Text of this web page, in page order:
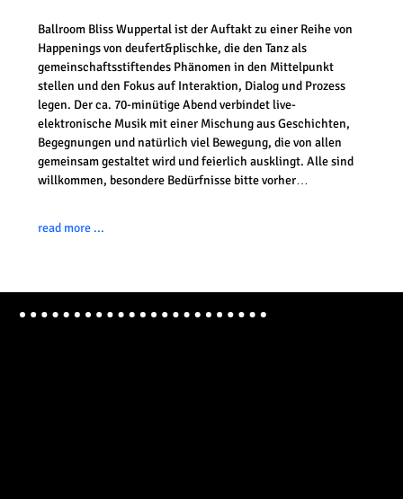
Ballroom Bliss Wuppertal ist der Auftakt zu einer Reihe von
Happenings von deufert&plischke, die den Tanz als
gemeinschaftsstiftendes Phänomen in den Mittelpunkt
stellen und den Fokus auf Interaktion, Dialog und Prozess
legen. Der ca. 70-minütige Abend verbindet live-
elektronische Musik mit einer Mischung aus Geschichten,
Begegnungen und natürlich viel Bewegung, die von allen
gemeinsam gestaltet wird und feierlich ausklingt. Alle sind
willkommen, besondere Bedürfnisse bitte vorher…
read more ...